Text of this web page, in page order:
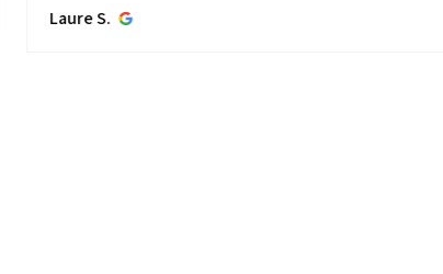
Laure S.